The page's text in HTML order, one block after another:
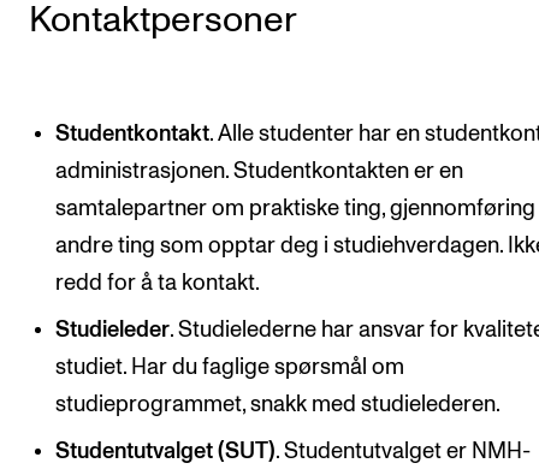
Gjennomføre konserter og arrangementer
Interne konserter og arrangementer
PRAKTISK
IT og digitale tjenester
Sibelius – Notation Software
Rom, bygg, saler og studio
Kontaktpersoner
Studentkontakt. Alle studenter har en
administrasjonen. Studentkontakten er en
samtalepartner om praktiske ting, gjennomføring
andre ting som opptar deg i studiehverdagen.
redd for å ta kontakt.
Studieleder. Studielederne har ansvar for
studiet. Har du faglige spørsmål om
studieprogrammet, snakk med studielederen.
Studentutvalget (SUT). Studentutvalget er NMH-